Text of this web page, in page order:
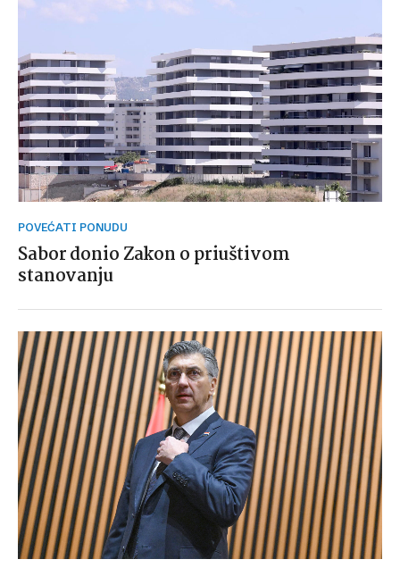
POVEĆATI PONUDU
Sabor donio Zakon o priuštivom
stanovanju